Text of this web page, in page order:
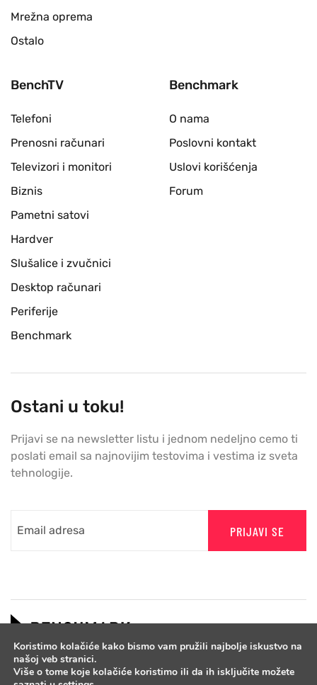
Mrežna oprema
Ostalo
BenchTV
Telefoni
Prenosni računari
Televizori i monitori
Biznis
Pametni satovi
Hardver
Slušalice i zvučnici
Desktop računari
Periferije
Benchmark
Benchmark
O nama
Poslovni kontakt
Uslovi korišćenja
Forum
Ostani u toku!
Prijavi se na newsletter listu i jednom nedeljno cemo ti
poslati email sa najnovijim testovima i vestima iz sveta
tehnologije.
PRIJAVI SE
Koristimo kolačiće kako bismo vam pružili najbolje iskustvo na
našoj veb stranici.
Više o tome koje kolačiće koristimo ili da ih isključite možete